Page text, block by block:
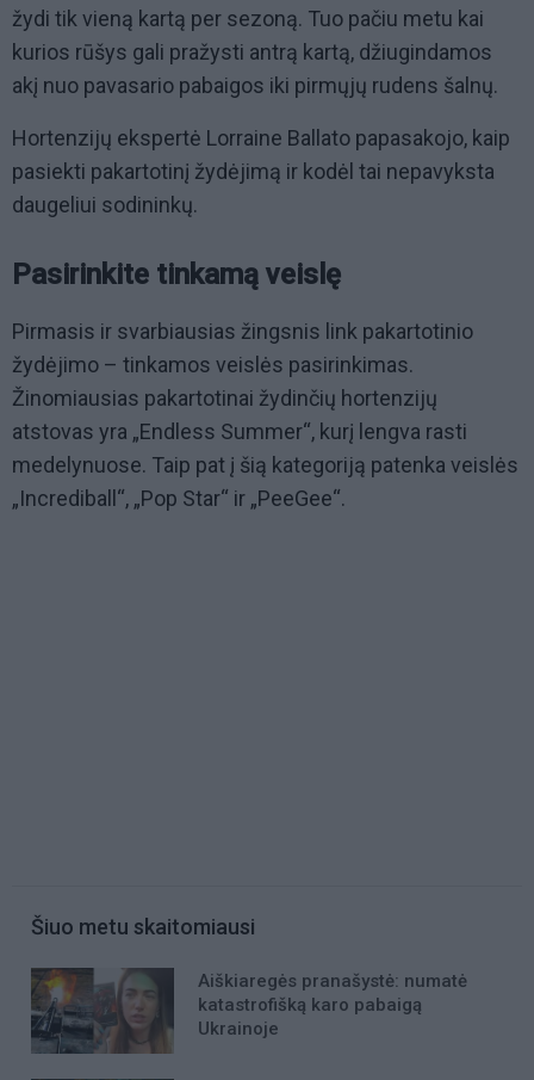
žydi tik vieną kartą per sezoną. Tuo pačiu metu kai
kurios rūšys gali pražysti antrą kartą, džiugindamos
akį nuo pavasario pabaigos iki pirmųjų rudens šalnų.
Hortenzijų ekspertė Lorraine Ballato papasakojo, kaip
pasiekti pakartotinį žydėjimą ir kodėl tai nepavyksta
daugeliui sodininkų.
Pasirinkite tinkamą veislę
Pirmasis ir svarbiausias žingsnis link pakartotinio
žydėjimo – tinkamos veislės pasirinkimas.
Žinomiausias pakartotinai žydinčių hortenzijų
atstovas yra „Endless Summer“, kurį lengva rasti
medelynuose. Taip pat į šią kategoriją patenka veislės
„Incrediball“, „Pop Star“ ir „PeeGee“.
Šiuo metu skaitomiausi
Aiškiaregės pranašystė: numatė
katastrofišką karo pabaigą
Ukrainoje